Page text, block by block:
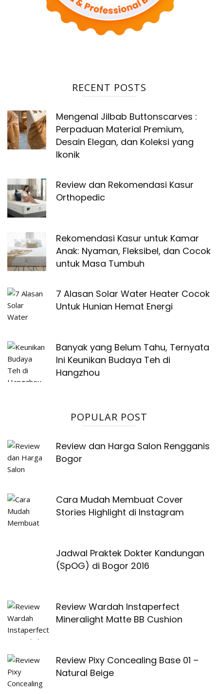
RECENT POSTS
Mengenal Jilbab Buttonscarves :
Perpaduan Material Premium,
Desain Elegan, dan Koleksi yang
Ikonik
Review dan Rekomendasi Kasur
Orthopedic
Rekomendasi Kasur untuk Kamar
Anak: Nyaman, Fleksibel, dan Cocok
untuk Masa Tumbuh
7 Alasan Solar Water Heater Cocok
Untuk Hunian Hemat Energi
Banyak yang Belum Tahu, Ternyata
Ini Keunikan Budaya Teh di
Hangzhou
POPULAR POST
Review dan Harga Salon Rengganis
Bogor
Cara Mudah Membuat Cover
Stories Highlight di Instagram
Jadwal Praktek Dokter Kandungan
(SpOG) di Bogor 2016
Review Wardah Instaperfect
Mineralight Matte BB Cushion
Review Pixy Concealing Base 01 –
Natural Beige